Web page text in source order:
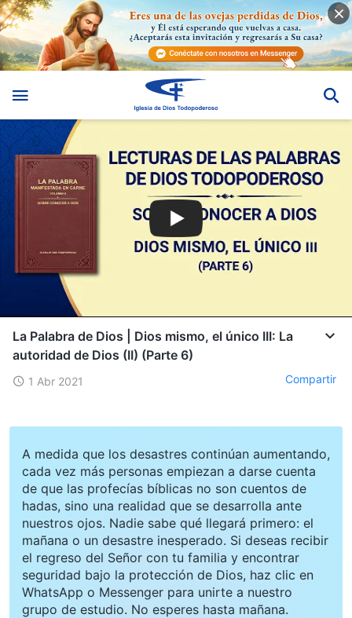
La Palabra de Dios | Dios mismo, el único III: La
autoridad de Dios (II) (Parte 6)
1 Abr 2021 Compartir
A medida que los desastres continúan aumentando,
cada vez más personas empiezan a darse cuenta
de que las profecías bíblicas no son cuentos de
hadas, sino una realidad que se desarrolla ante
nuestros ojos. Nadie sabe qué llegará primero: el
mañana o un desastre inesperado. Si deseas recibir
el regreso del Señor con tu familia y encontrar
seguridad bajo la protección de Dios, haz clic en
WhatsApp o Messenger para unirte a nuestro
grupo de estudio. No esperes hasta mañana.